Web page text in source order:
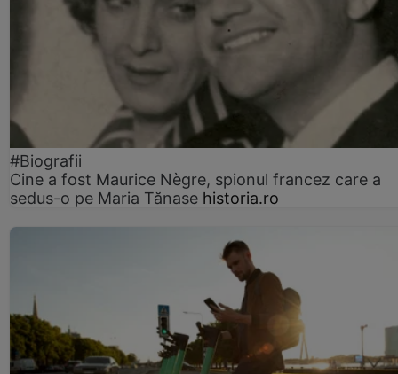
#Biografii
Cine a fost Maurice Nègre, spionul francez care a
sedus-o pe Maria Tănase historia.ro